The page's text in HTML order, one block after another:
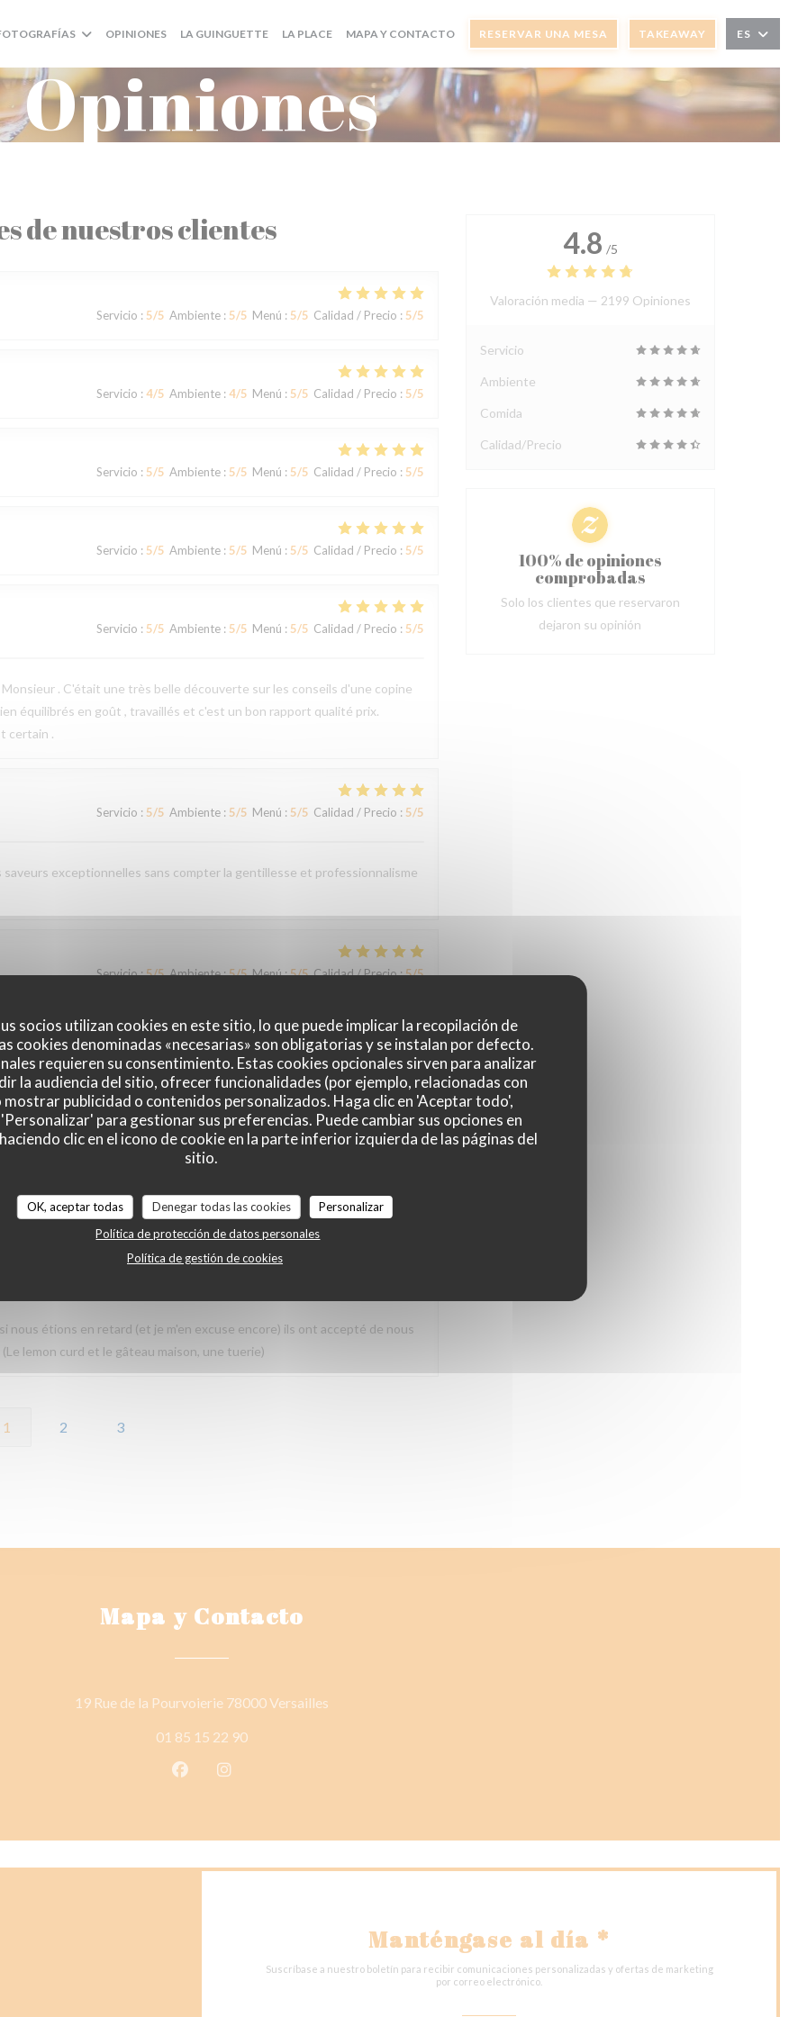
socios utilizan cookies en este sitio, lo que puede implicar la recopilación de
cookies denominadas «necesarias» son obligatorias y se instalan por defecto.
requieren su consentimiento. Estas cookies opcionales sirven para analizar
la audiencia del sitio, ofrecer funcionalidades (por ejemplo, relacionadas con
mostrar publicidad o contenidos personalizados. Haga clic en 'Aceptar todo',
para gestionar sus preferencias. Puede cambiar sus opciones en
clic en el icono de cookie en la parte inferior izquierda de las páginas del
sitio.
OK, aceptar todas Denegar todas las cookies
Personalizar
Política de protección de datos personales
Política de gestión de cookies
OPINIONES LA GUINGUETTE((ABRE EN UNA NUEVA VENTANA))
LA PLACE((ABRE EN UNA NUEVA VENTANA))
MAPA Y CONTACTO RESERVAR UNA MESA TAKEAWAY ES
Opiniones
de nuestros clientes
Servicio : 5/5 Ambiente: 5/5 Menú : 5/5 Calidad / Precio : 5/5
Servicio : 4/5 Ambiente: 4/5 Menú : 5/5 Calidad / Precio : 5/5
Servicio : 5/5 Ambiente: 5/5 Menú : 5/5 Calidad / Precio : 5/5
Servicio : 5/5 Ambiente: 5/5 Menú : 5/5 Calidad / Precio : 5/5
Servicio : 5/5 Ambiente: 5/5 Menú : 5/5 Calidad / Precio : 5/5
. C'était une très belle découverte sur les conseils d'une copine
équilibrés en goût , travaillés et c'est un bon rapport qualité prix.
certain .
Servicio : 5/5 Ambiente: 5/5 Menú : 5/5 Calidad / Precio : 5/5
exceptionnelles sans compter la gentillesse et professionnalisme
Servicio:5/5 Ambiente:5/5 Menú:5/5 Calidad / Precio:5/5
/5 : 5 Calidad / Precio :
Servicio:5/5 Ambiente:5/5 Menú:
nous étions en retard (et je m'en excuse encore) ils ont accepté de nous
lemon curd et le gâteau maison, une tuerie)
1 2 3
4.8 /5
Valoración media — 2199 Opiniones
Servicio
Ambiente
Comida
Calidad/Precio
100% de opiniones
comprobadas
Solo los clientes que reservaron
dejaron su opinión
Mapa y Contacto
19 Rue de la Pourvoierie 78000 Versailles
01 85 15 22 90
Facebook ((abre en una nueva ventana))
Instagram ((abre en una nueva ventana))
Manténgase al día *
Suscríbase a nuestro boletín para recibir comunicaciones personalizadas y ofertas de marketing
por correo electrónico.